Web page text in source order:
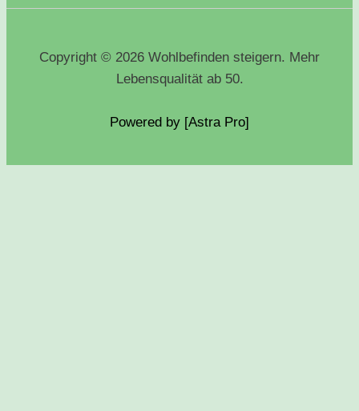
Copyright © 2026 Wohlbefinden steigern. Mehr
Lebensqualität ab 50.
Powered by [Astra Pro]